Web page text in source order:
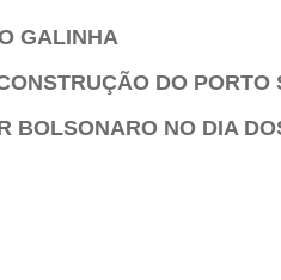
GALINHA
DO PORTO
BOLSONARO NO DIA